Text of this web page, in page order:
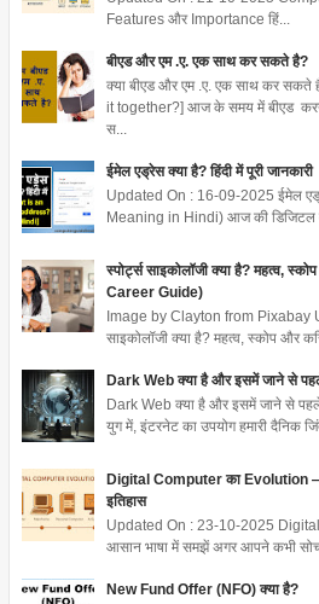
Features और Importance हिं...
बीएड और एम .ए. एक साथ कर सकते है?
क्या बीएड और एम .ए. एक साथ कर
it together?] आज के समय में बीएड
स...
ईमेल एड्रेस क्या है? हिंदी में पूरी जानकारी
Updated On : 16-09-2025 ईमेल
Meaning in Hindi) आज की डिजिटल
स्पोर्ट्स साइकोलॉजी क्या है? महत्व,
Career Guide)
Image by Clayton from Pixabay
साइकोलॉजी क्या है? महत्व, स्कोप और
Dark Web क्या है और इसमें जाने से
Dark Web क्या है और इसमें जाने से
युग में, इंटरनेट का उपयोग हमारी दैनिक
Digital Computer का Evolution —
इतिहास
Updated On : 23-10-2025
आसान भाषा में समझें अगर आपने कभी
New Fund Offer (NFO) क्या है?